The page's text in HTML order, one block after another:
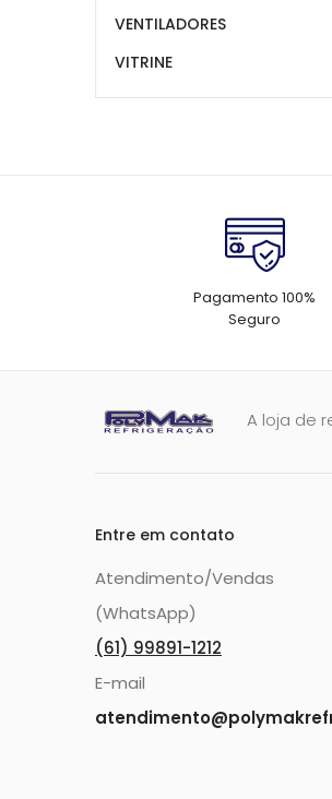
VENTILADORES
VITRINE
Pagamento 100%
Seguro
A loja de
Entre em contato
Atendimento/Vendas
(WhatsApp)
(61) 99891-1212
E-mail